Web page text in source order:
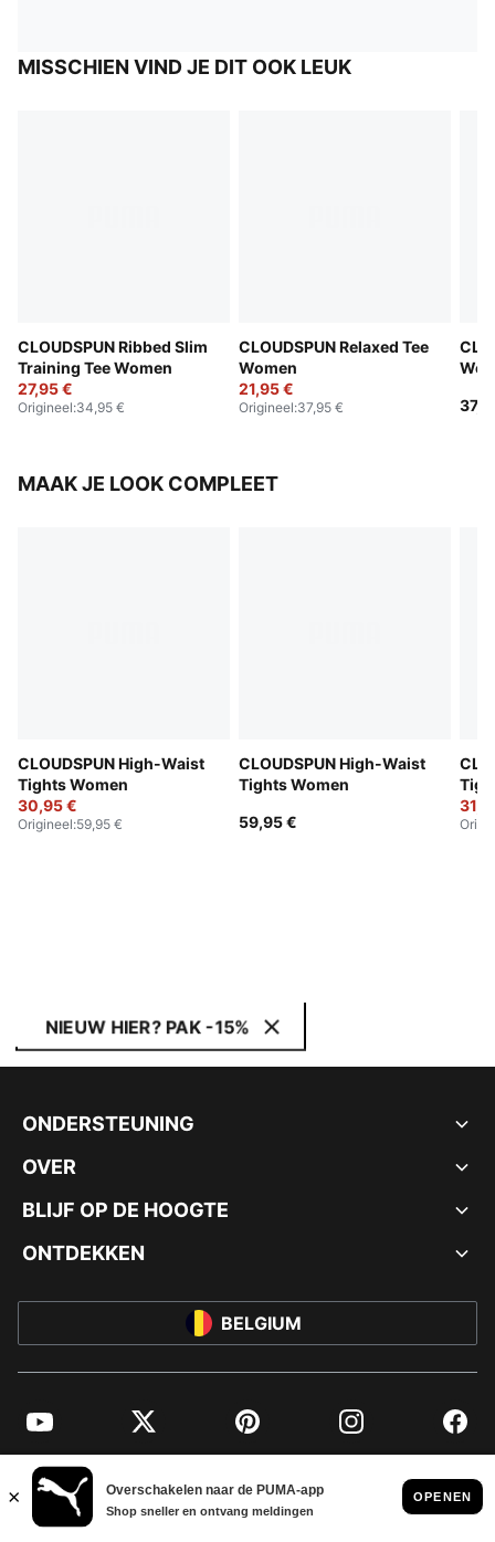
MISSCHIEN VIND JE DIT OOK LEUK
CLOUDSPUN Ribbed Slim
Training Tee Women
27,95 €
Origineel:34,95 €
CLOUDSPUN Relaxed Tee
Women
21,95 €
Origineel:37,95 €
MAAK JE LOOK COMPLEET
CLOUDSPUN High-Waist
Tights Women
30,95 €
Origineel:59,95 €
CLOUDSPUN High-Waist
Tights Women
59,95 €
NIEUW HIER? PAK -15%
ONDERSTEUNING
OVER
BLIJF OP DE HOOGTE
ONTDEKKEN
BELGIUM
YouTube Twitter Pinterest Instagram
© PUMA EUROPE GMBH, 2026. ALLE RECHTEN VOORBEHOUDEN
BEDRIJFSGEGEVENS EN JURIDISCHE GEGEVENS